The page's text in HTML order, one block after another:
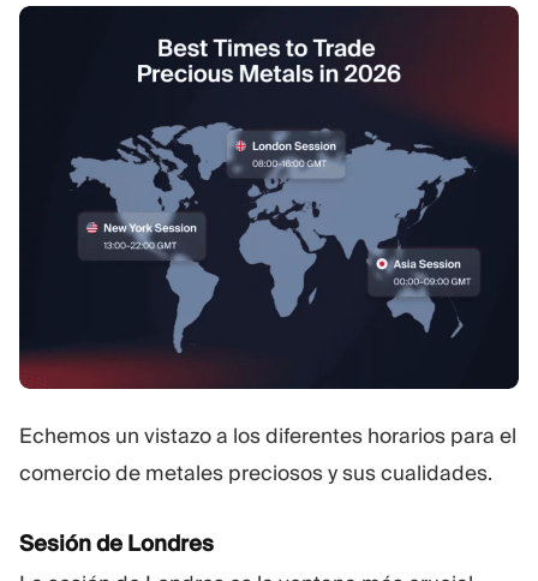
Echemos un vistazo a los diferentes horarios para el
comercio de metales preciosos y sus cualidades.
Sesión de Londres